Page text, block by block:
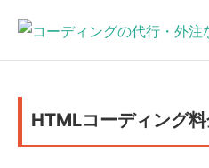
HTMLコーディング